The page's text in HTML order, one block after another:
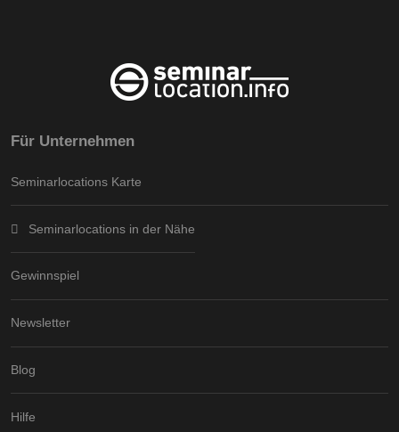
Für Unternehmen
Seminarlocations Karte
Seminarlocations in der Nähe
Gewinnspiel
Newsletter
Blog
Hilfe